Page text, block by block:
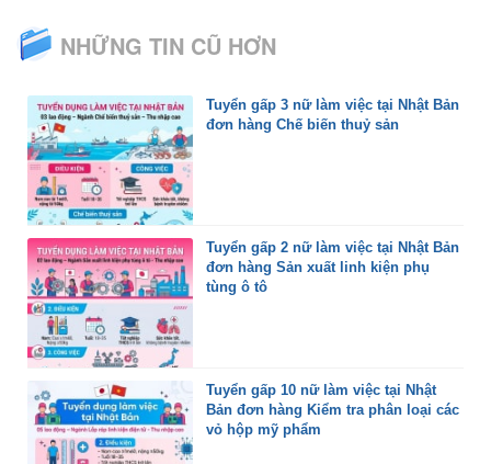
NHỮNG TIN CŨ HƠN
Tuyển gấp 3 nữ làm việc tại Nhật Bản
đơn hàng Chế biến thuỷ sản
Tuyển gấp 2 nữ làm việc tại Nhật Bản
đơn hàng Sản xuất linh kiện phụ
tùng ô tô
Tuyển gấp 10 nữ làm việc tại Nhật
Bản đơn hàng Kiểm tra phân loại các
vỏ hộp mỹ phẩm